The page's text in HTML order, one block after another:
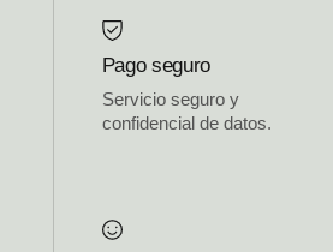
Pago seguro
Servicio seguro y
confidencial de datos.